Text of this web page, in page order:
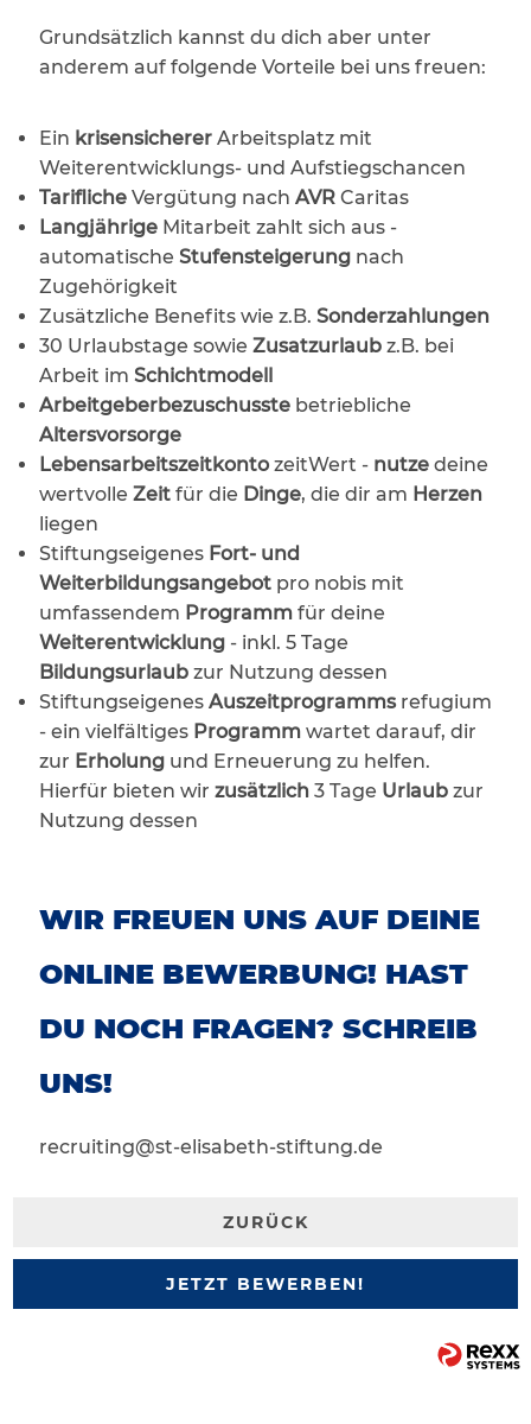
Grundsätzlich kannst du dich aber unter
anderem auf folgende Vorteile bei uns freuen:
Ein krisensicherer Arbeitsplatz mit
Weiterentwicklungs- und Aufstiegschancen
Tarifliche Vergütung nach AVR Caritas
Langjährige Mitarbeit zahlt sich aus -
automatische Stufensteigerung nach
Zugehörigkeit
Zusätzliche Benefits wie z.B. Sonderzahlungen
30 Urlaubstage sowie Zusatzurlaub z.B. bei
Arbeit im Schichtmodell
Arbeitgeberbezuschusste betriebliche
Altersvorsorge
Lebensarbeitszeitkonto zeitWert - nutze deine
wertvolle Zeitfür die Dinge, die dir am Herzen
liegen
StiftungseigenesFort- und
Weiterbildungsangebotpro nobis mit
umfassendem Programm für deine
Weiterentwicklung - inkl. 5 Tage
Bildungsurlaub zur Nutzung dessen
Stiftungseigenes Auszeitprogramms refugium
- ein vielfältiges Programm wartet darauf, dir
zur Erholung und Erneuerung zu helfen.
Hierfür bieten wir zusätzlich 3 Tage Urlaub zur
Nutzung dessen
WIR FREUEN UNS AUF DEINE
ONLINE BEWERBUNG! HAST
DU NOCH FRAGEN? SCHREIB
UNS!
recruiting@st-elisabeth-stiftung.de
ZURÜCK
JETZT BEWERBEN!